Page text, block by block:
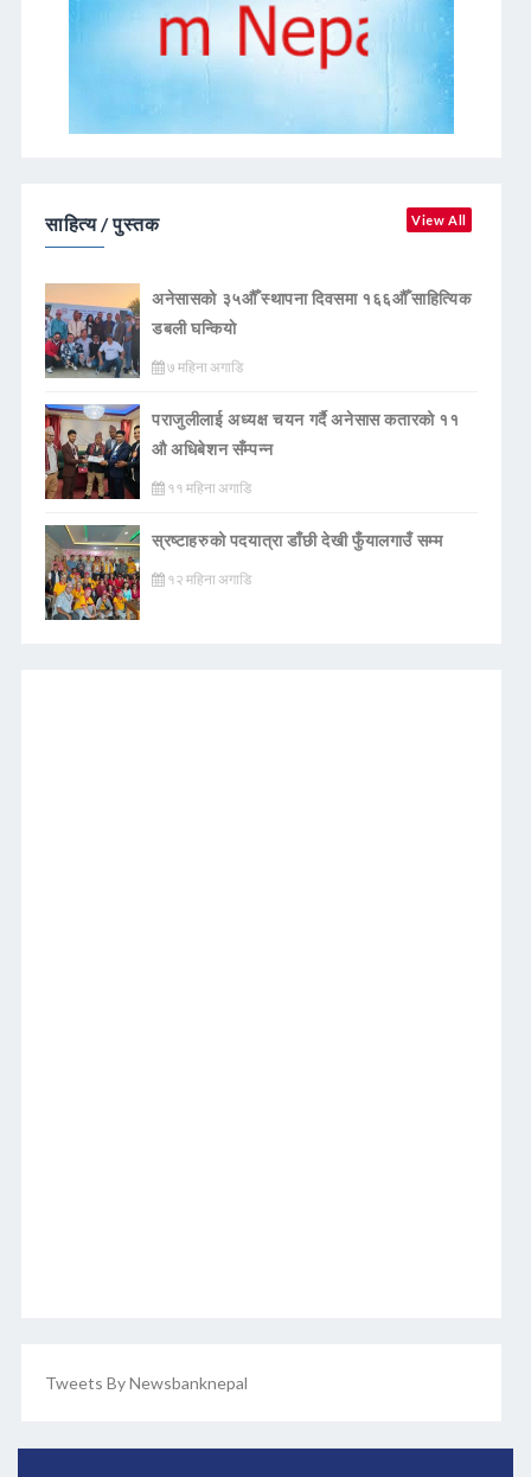
साहित्य / पुस्तक View All
अनेसासको ३५औँ स्थापना दिवसमा १६६औँ साहित्यिक
डबली घन्कियाे
७ महिना अगाडि
पराजुलीलाई अध्यक्ष चयन गर्दै अनेसास कतारको ११
औ अधिबेशन सँम्पन्न
११ महिना अगाडि
स्रष्टाहरुको पदयात्रा डाँछी देखी फुँयालगाउँ सम्म
१२ महिना अगाडि
Tweets By Newsbanknepal